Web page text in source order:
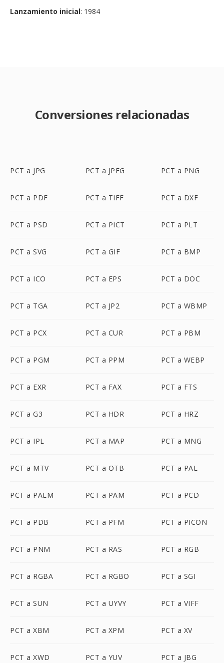
Lanzamiento inicial: 1984
Conversiones relacionadas
PCT a JPG PCT a JPEG PCT a PNG
PCT a PDF PCT a TIFF PCT a DXF
PCT a PSD PCT a PICT PCT a PLT
PCT a SVG PCT a GIF PCT a BMP
PCT a ICO PCT a EPS PCT a DOC
PCT a TGA PCT a JP2 PCT a WBMP
PCT a PCX PCT a CUR PCT a PBM
PCT a PGM PCT a PPM PCT a WEBP
PCT a EXR PCT a FAX PCT a FTS
PCT a G3 PCT a HDR PCT a HRZ
PCT a IPL PCT a MAP PCT a MNG
PCT a MTV PCT a OTB PCT a PAL
PCT a PALM PCT a PAM PCT a PCD
PCT a PDB PCT a PFM PCT a PICON
PCT a PNM PCT a RAS PCT a RGB
PCT a RGBA PCT a RGBO PCT a SGI
PCT a SUN PCT a UYVY PCT a VIFF
PCT a XBM PCT a XPM PCT a XV
PCT a XWD PCT a YUV PCT a JBG